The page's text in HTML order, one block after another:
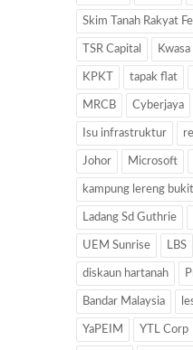
Skim Tanah Rakyat
TSR Capital Kwasa
KPKT tapak flat
MRCB Cyberjaya
Isu infrastruktur
Johor Microsoft
kampung lereng bukit
Ladang Sd Guthrie
UEM Sunrise LBS
diskaun hartanah
Bandar Malaysia
YaPEIM YTL Corp